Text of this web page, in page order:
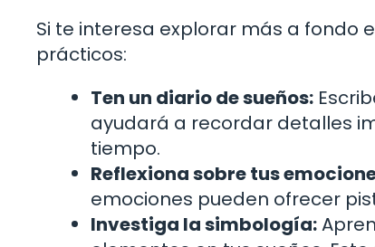
Si te interesa explorar más a fondo
prácticos:
Ten un diario de sueños:
ayudará a recordar detalles
tiempo.
Reflexiona sobre tus
emociones pueden ofrecer
Investiga la simbología: